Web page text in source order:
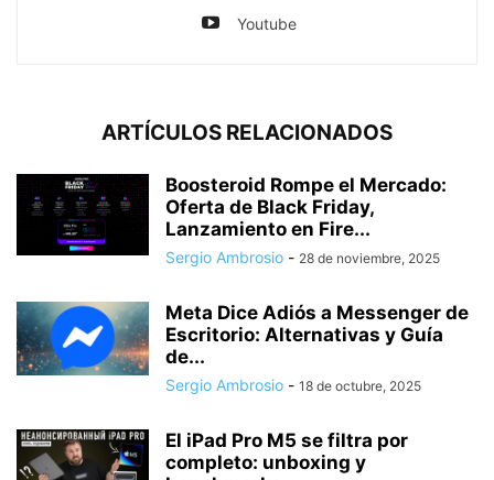
Youtube
ARTÍCULOS RELACIONADOS
Boosteroid Rompe el Mercado:
Oferta de Black Friday,
Lanzamiento en Fire...
Sergio Ambrosio - 28 de noviembre, 2025
Meta Dice Adiós a Messenger de
Escritorio: Alternativas y Guía
de...
Sergio Ambrosio - 18 de octubre, 2025
El iPad Pro M5 se filtra por
completo: unboxing y